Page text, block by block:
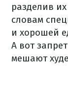
разделив
словам
и хорошей
А вот
мешают